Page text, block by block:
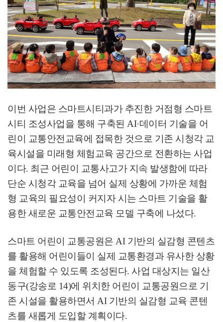
이번 사업은 스마트시티과가 추진한 거점형 스마트
시티 조성사업을 통해 구축된 AI·데이터 기술을 어
린이 교통안전교육에 접목한 것으로 기존 시청각 교
육시설을 미래형 체험교육 공간으로 전환하는 사업
이다. 최근 어린이 교통사고가 지속 발생함에 따라
단순 시청각 교육을 넘어 실제 상황에 가까운 체험
형 교육의 필요성이 커지자 시는 스마트 기술을 활
용한 새로운 교통안전교육 모델 구축에 나섰다.
스마트 어린이 교통공원은 AI 기반의 실감형 콘텐츠
를 활용해 어린이들이 실제 교통환경과 유사한 상황
을 체험할 수 있도록 조성된다. 사업 대상지는 일산
동구(강송로 14)에 위치한 어린이 교통공원으로 기
존 시설을 활용하면서 AI 기반의 실감형 교육 콘텐
츠를 새롭게 도입할 계획이다.